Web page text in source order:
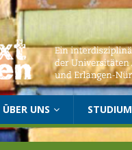
ÜBER UNS STUDIUM